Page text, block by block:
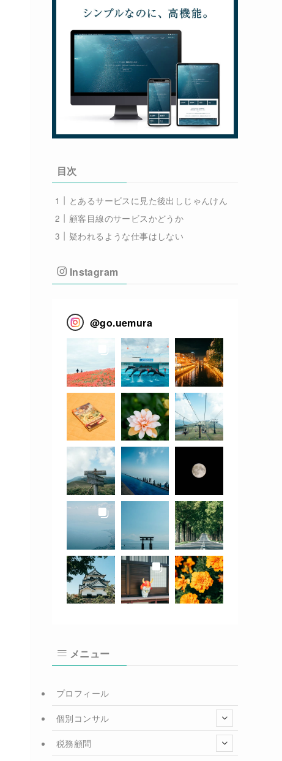
目次
とあるサービスに見た後出しじゃんけん
顧客目線のサービスかどうか
疑われるような仕事はしない
Instagram
@go.uemura
メニュー
プロフィール
個別コンサル
税務顧問